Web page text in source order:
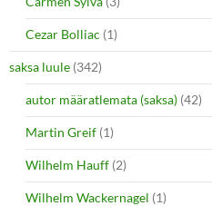
Cezar Bolliac (1)
saksa luule (342)
autor määratlemata (saksa) (42)
Martin Greif (1)
Wilhelm Hauff (2)
Wilhelm Wackernagel (1)